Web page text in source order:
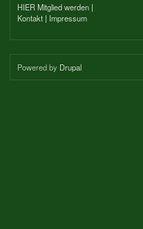
HIER Mitglied werden |
Kontakt | Impressum
Powered by Drupal